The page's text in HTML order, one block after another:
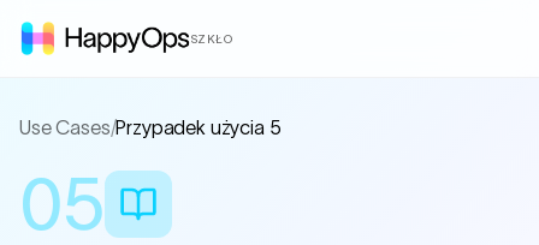
SZKŁO
Use Cases/Przypadek użycia 5
05